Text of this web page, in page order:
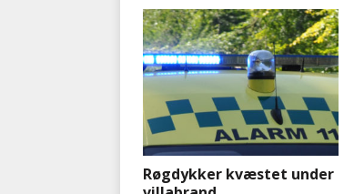
Røgdykker kvæstet under